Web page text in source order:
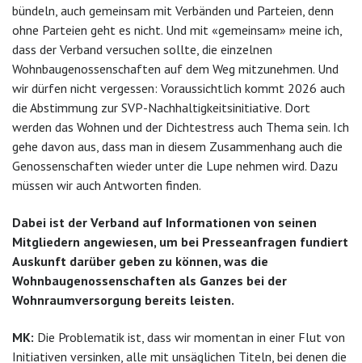
bündeln, auch gemeinsam mit Verbänden und Parteien, denn
ohne Parteien geht es nicht. Und mit «gemeinsam» meine ich,
dass der Verband versuchen sollte, die einzelnen
Wohnbaugenossenschaften auf dem Weg mitzunehmen. Und
wir dürfen nicht vergessen: Voraussichtlich kommt 2026 auch
die Abstimmung zur SVP-Nachhaltigkeitsinitiative. Dort
werden das Wohnen und der Dichtestress auch Thema sein. Ich
gehe davon aus, dass man in diesem Zusammenhang auch die
Genossenschaften wieder unter die Lupe nehmen wird. Dazu
müssen wir auch Antworten finden.
Dabei ist der Verband auf Informationen von seinen
Mitgliedern angewiesen, um bei Presseanfragen fundiert
Auskunft darüber geben zu können, was die
Wohnbaugenossenschaften als Ganzes bei der
Wohnraumversorgung bereits leisten.
MK: Die Problematik ist, dass wir momentan in einer Flut von
Initiativen versinken, alle mit unsäglichen Titeln, bei denen die